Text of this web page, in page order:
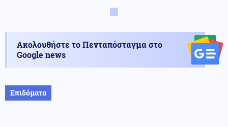
Ακολουθήστε το Πενταπόσταγμα στο
Google news
Επιδόματα